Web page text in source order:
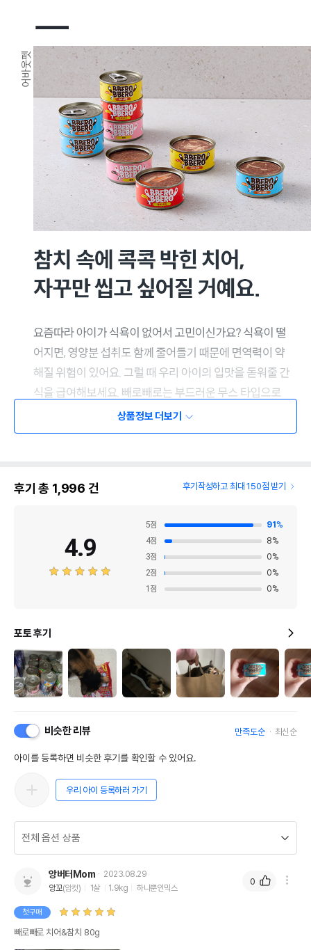
상품정보 더보기
후기 총 1,996 건 후기작성하고 최대 150점 받기
4.9
5점 91 %
4점 8%
3점 0%
2점 0%
1 점 0%
포토 후기
비슷한 리뷰 만족도순 최신순
아이를 등록하면 비슷한 후기를 확인할 수 있어요.
우리 아이 등록하러 가기
앙버터Mom
2023.08.29
앙꼬(암컷) 1살 1.9kg 하나뿐인믹스
첫구매
빼로빼로 치어&참치 80g
0